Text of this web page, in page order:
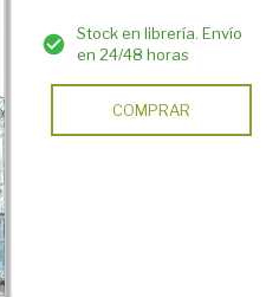
Stock en librería. Envío
en 24/48 horas
COMPRAR